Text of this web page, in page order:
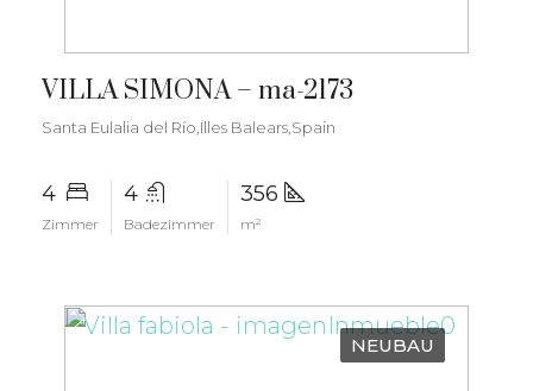
VILLA SIMONA – ma-2173
Santa Eulalia del Río,Illes Balears,Spain
4
Zimmer
4
Badezimmer
356
m²
NEUBAU